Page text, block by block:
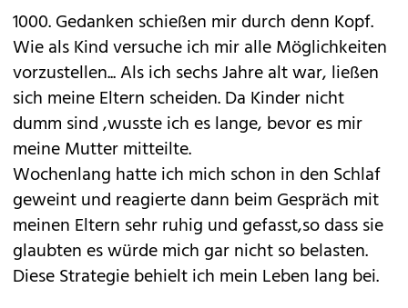
1000. Gedanken schießen mir durch denn Kopf.
Wie als Kind versuche ich mir alle Möglichkeiten
vorzustellen... Als ich sechs Jahre alt war, ließen
sich meine Eltern scheiden. Da Kinder nicht
dumm sind ,wusste ich es lange, bevor es mir
meine Mutter mitteilte.
Wochenlang hatte ich mich schon in den Schlaf
geweint und reagierte dann beim Gespräch mit
meinen Eltern sehr ruhig und gefasst,so dass sie
glaubten es würde mich gar nicht so belasten.
Diese Strategie behielt ich mein Leben lang bei.